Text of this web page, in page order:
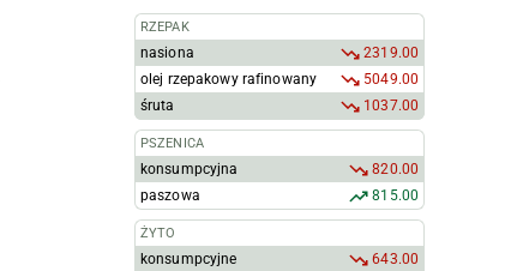
RZEPAK
nasiona
2319.00
olej rzepakowy rafinowany
5049.00
śruta
1037.00
PSZENICA
konsumpcyjna
820.00
paszowa
815.00
ŻYTO
konsumpcyjne 643.00